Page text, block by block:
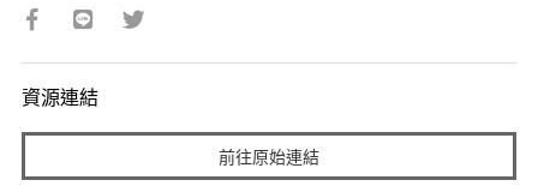
資源連結
前往原始連結